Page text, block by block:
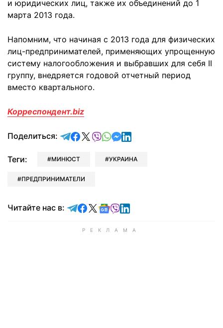
и юридических лиц, также их объединений до 1
марта 2013 года.
Напомним, что начиная с 2013 года для физических
лиц-предпринимателей, применяющих упрощенную
систему налогообложения и выбравших для себя ІІ
группу, внедряется годовой отчетный период
вместо квартального.
Корреспондент.biz
Поделиться: отправить в Telegram
поделиться в Facebook
поделиться в X
отправить в Viber
отправить в Whatsapp
отправить в Messenger
отправить в LinkedIn
Теги: МИНЮСТ УКРАИНА
ПРЕДПРИНИМАТЕЛИ
Читайте нас в: Читайте в Telegram
Читайте в Facebook
Читайте в X
Читайте в Google news
Читайте в Viber
Читайте в LinkedIn